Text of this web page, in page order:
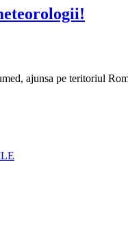
ajunsa pe teritoriul